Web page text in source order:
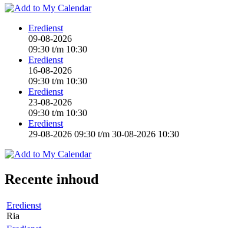
Eredienst
09-08-2026
09:30 t/m 10:30
Eredienst
16-08-2026
09:30 t/m 10:30
Eredienst
23-08-2026
09:30 t/m 10:30
Eredienst
29-08-2026 09:30 t/m 30-08-2026 10:30
Recente inhoud
Eredienst
Ria